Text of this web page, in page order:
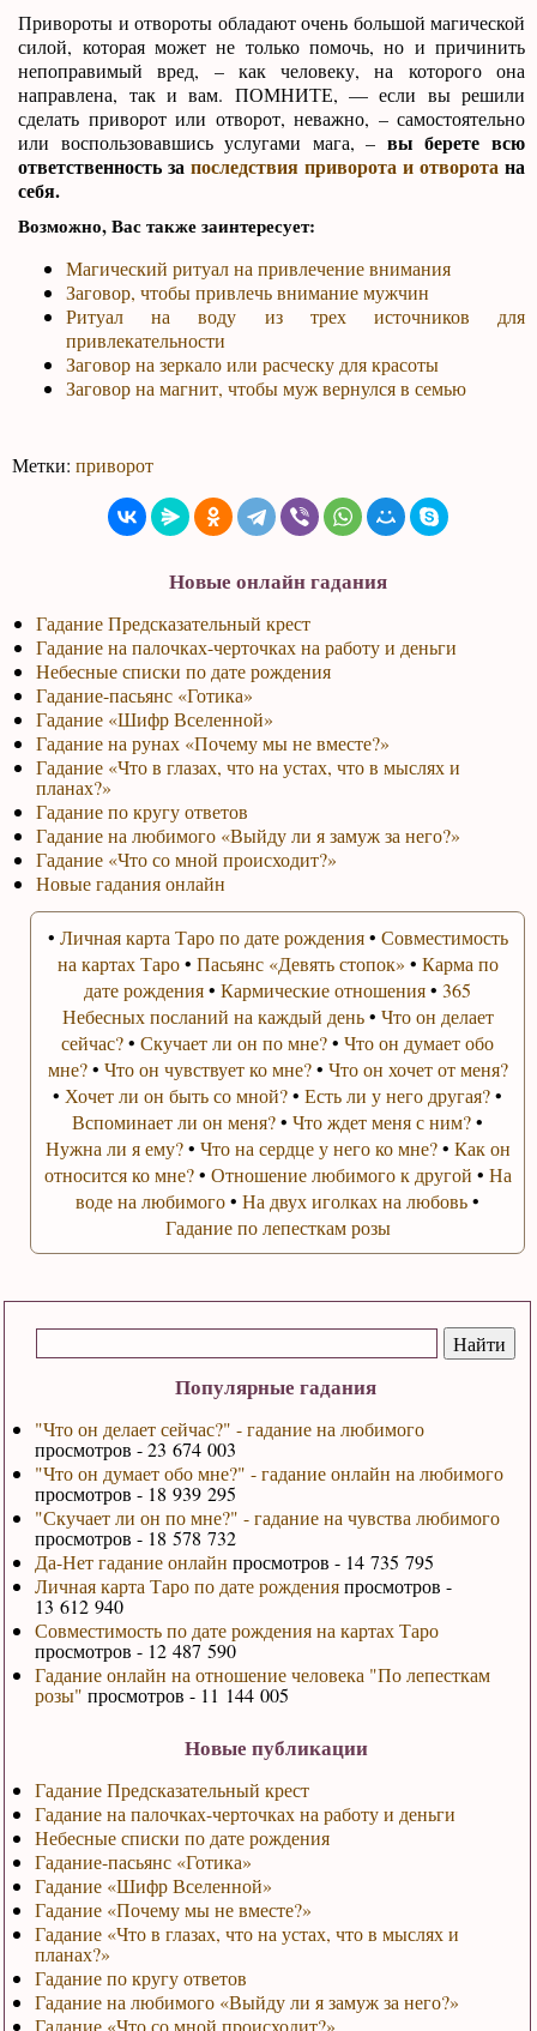
Популярные гадания
"Что он делает сейчас?" - гадание на любимого
просмотров - 23 674 003
"Что он думает обо мне?" - гадание онлайн на любимого
просмотров - 18 939 295
"Скучает ли он по мне?" - гадание на чувства любимого
просмотров - 18 578 732
Да-Нет гадание онлайн просмотров - 14 735 795
Личная карта Таро по дате рожденияпросмотров -
13 612 940
Совместимость по дате рождения на картах Таро
просмотров - 12 487 590
Гадание онлайн на отношение человека "По лепесткам
розы" просмотров - 11 144 005
Новые публикации
Гадание Предсказательный крест
Гадание на палочках-черточках на работу и деньги
Небесные списки по дате рождения
Гадание-пасьянс «Готика»
Гадание «Шифр Вселенной»
Гадание «Почему мы не вместе?»
Гадание «Что в глазах, что на устах, что в мыслях и
планах?»
Гадание по кругу ответов
Гадание на любимого «Выйду ли я замуж за него?»
Гадание «Что со мной происходит?»
Привороты и отвороты обладают очень большой магической
силой, которая может не только помочь, но и причинить
непоправимый вред, – как человеку, на которого она
направлена, так и вам. ПОМНИТЕ, — если вы решили
сделать приворот или отворот, неважно, – самостоятельно
или воспользовавшись услугами мага, – вы берете всю
ответственность запоследствия приворота и отворота на
себя.
Возможно, Вас также заинтересует:
Магический ритуал на привлечение внимания
Заговор, чтобы привлечь внимание мужчин
Ритуал на воду из трех источников для
привлекательности
Заговор на зеркало или расческу для красоты
Заговор на магнит, чтобы муж вернулся в семью
Метки:приворот
Новые онлайн гадания
Гадание Предсказательный крест
Гадание на палочках-черточках на работу и деньги
Небесные списки по дате рождения
Гадание-пасьянс «Готика»
Гадание «Шифр Вселенной»
Гадание на рунах «Почему мы не вместе?»
Гадание «Что в глазах, что на устах, что в мыслях и
планах?»
Гадание по кругу ответов
Гадание на любимого «Выйду ли я замуж за него?»
Гадание «Что со мной происходит?»
Новые гадания онлайн
• Личная карта Таро по дате рождения• Совместимость
на картах Таро• Пасьянс «Девять стопок» • Карма по
дате рождения•Кармические отношения•365
Небесных посланий на каждый день• Что он делает
сейчас?•Скучает ли он по мне?•Что он думает обо
мне?• Что он чувствует ко мне?• Что он хочет от меня?
• Хочет ли он быть со мной?•Есть ли у него другая?•
Вспоминает ли он меня?•Что ждет меня с ним?•
Нужна ли я ему?• Что на сердце у него ко мне?• Как он
относится ко мне?• Отношение любимого к другой • На
воде на любимого•На двух иголках на любовь•
Гадание по лепесткам розы